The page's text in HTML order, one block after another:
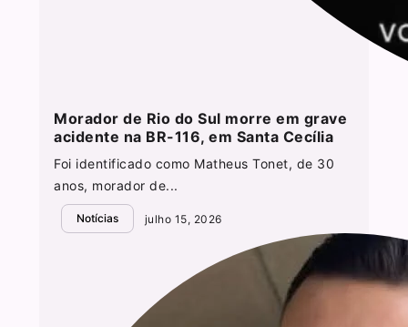
Morador de Rio do Sul morre em grave
acidente na BR-116, em Santa Cecília
Foi identificado como Matheus Tonet, de 30
anos, morador de...
Notícias julho 15, 2026